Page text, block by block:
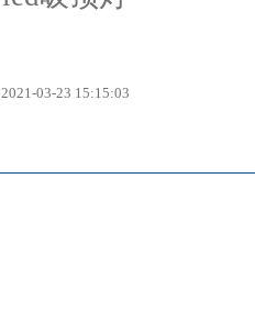
2021-03-23 15:15:03